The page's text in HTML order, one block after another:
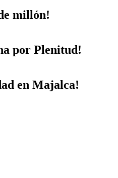
millón!
por Plenitud!
en Majalca!